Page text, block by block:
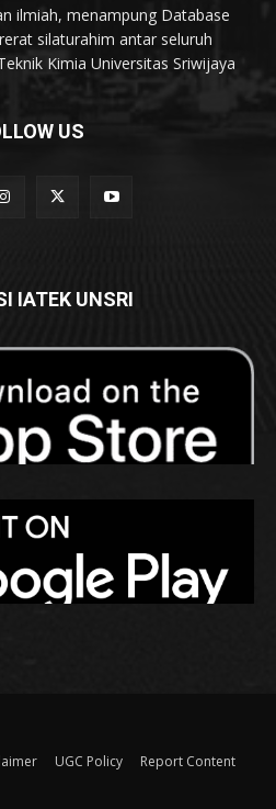
ilmiah, menampung Database
silaturahim antar seluruh
Kimia Universitas Sriwijaya
US
IATEK UNSRI
UGC Policy
Report Content